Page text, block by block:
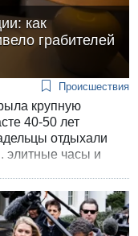
как
грабителей
Происшествия
крупную
40-50 лет
отдыхали
элитные часы и